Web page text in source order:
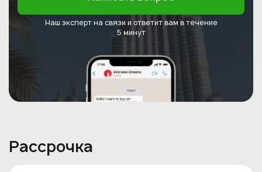
Наш эксперт на связи и ответитвам в течение
5 минут
Рассрочка